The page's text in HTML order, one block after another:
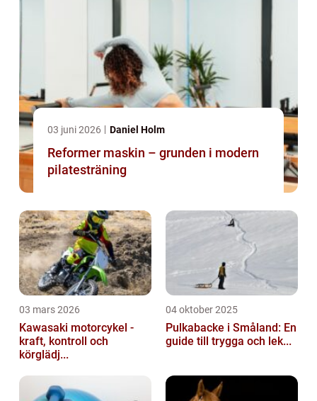
03 juni 2026 Daniel Holm
Reformer maskin – grunden i modern
pilatesträning
03 mars 2026
Kawasaki motorcykel -
kraft, kontroll och
körglädj...
04 oktober 2025
Pulkabacke i Småland: En
guide till trygga och lek...